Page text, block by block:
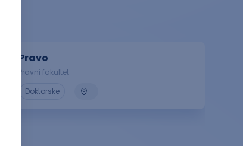
Pravo
Pravni fakultet
Doktorske